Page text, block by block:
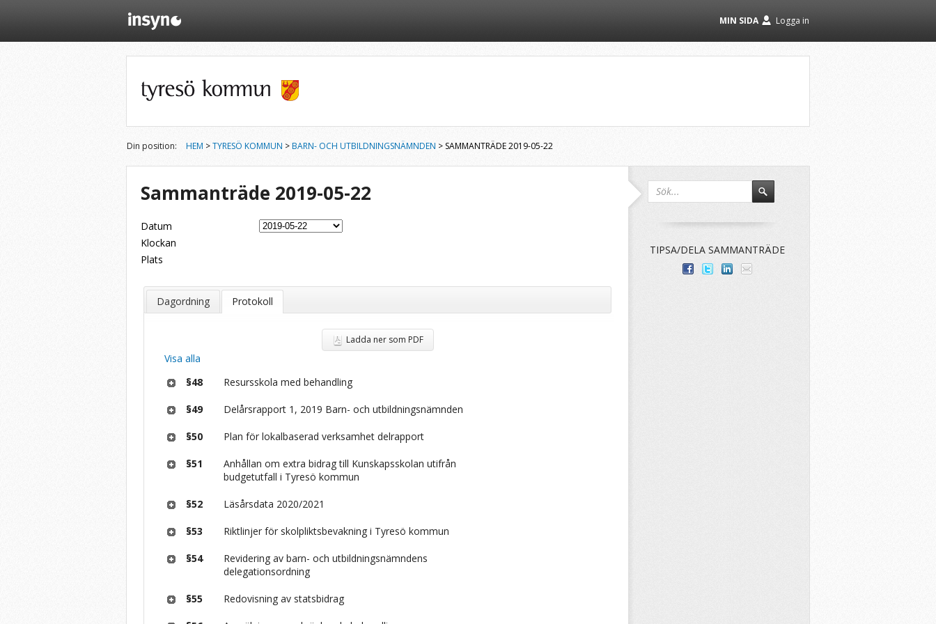
Logga in
MIN SIDA
Din position: HEM >TYRESÖ KOMMUN >BARN- OCH UTBILDNINGSNÄMNDEN > SAMMANTRÄDE 2019-05-22
Sammanträde 2019-05-22
Datum
Klockan
Plats
Dagordning Protokoll
Ladda ner som PDF
Visa alla
§48
Resursskola med behandling
§49 Delårsrapport 1, 2019 Barn- och utbildningsnämnden
§50 Plan för lokalbaserad verksamhet delrapport
§51
Anhållan om extra bidrag till Kunskapsskolan utifrån
budgetutfall i Tyresö kommun
§52 Läsårsdata 2020/2021
§53 Riktlinjer för skolpliktsbevakning i Tyresö kommun
§54
Revidering av barn- och utbildningsnämndens
delegationsordning
§55 Redovisning av statsbidrag
TIPSA/DELA SAMMANTRÄDE